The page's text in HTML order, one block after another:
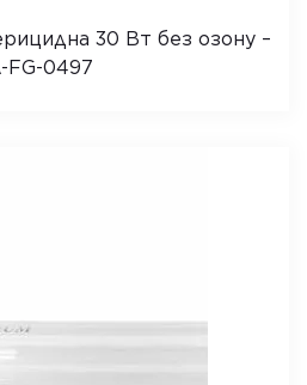
30 Вт без озону –
FG-0497